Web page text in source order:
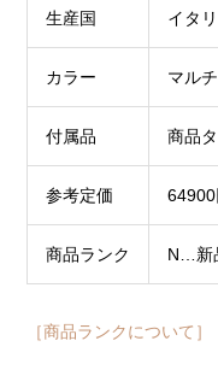
生産国 イタ
カラー マルチ
付属品 商品
参考定価 64900
商品ランク N…新
［商品ランクについて］